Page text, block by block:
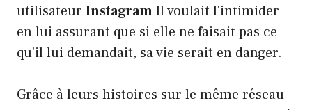
utilisateur InstagramIl voulait l'intimider
en lui assurant que si elle ne faisait pas ce
qu'il lui demandait, sa vie serait en danger.
Grâce à leurs histoires sur le même réseau